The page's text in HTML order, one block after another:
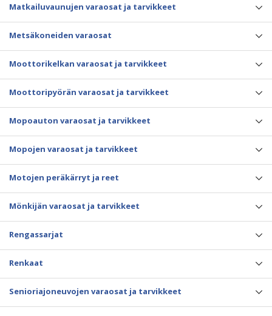
Matkailuvaunujen varaosat ja tarvikkeet
Metsäkoneiden varaosat
Moottorikelkan varaosat ja tarvikkeet
Moottoripyörän varaosat ja tarvikkeet
Mopoauton varaosat ja tarvikkeet
Mopojen varaosat ja tarvikkeet
Motojen peräkärryt ja reet
Mönkijän varaosat ja tarvikkeet
Rengassarjat
Renkaat
Senioriajoneuvojen varaosat ja tarvikkeet